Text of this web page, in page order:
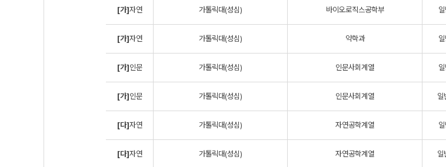
[가]자연 가톨릭대(성심) 바이오로직스공학부
[가]자연 가톨릭대(성심) 약학과
[가]인문 가톨릭대(성심) 인문사회계열
[가]인문 가톨릭대(성심) 인문사회계열 일
[다]자연 가톨릭대(성심) 자연공학계열
[다]자연 가톨릭대(성심) 자연공학계열 일